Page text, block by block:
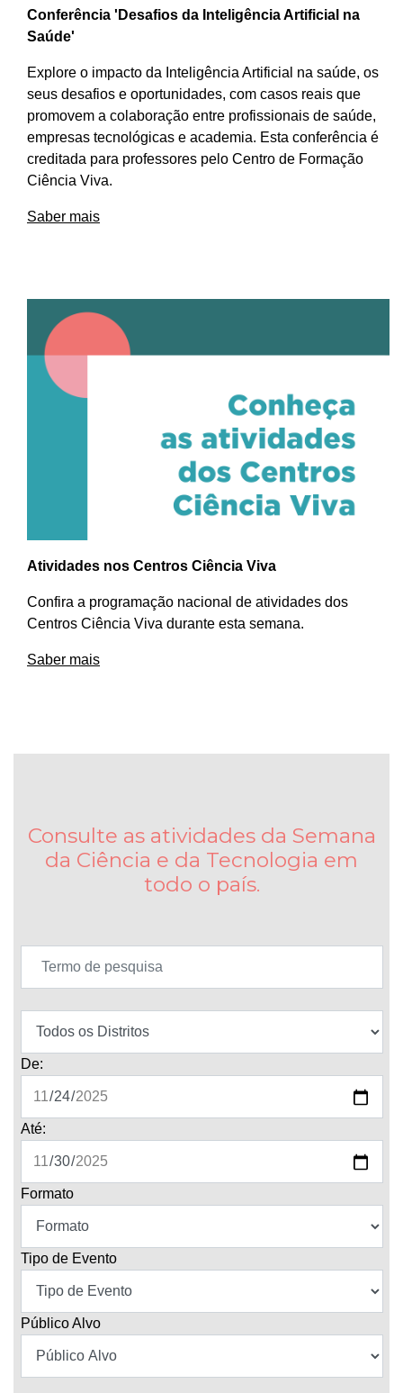
Conferência 'Desafios da Inteligência Artificial na
Saúde'
Explore o impacto da Inteligência Artificial na saúde, os
seus desafios e oportunidades, com casos reais que
promovem a colaboração entre profissionais de saúde,
empresas tecnológicas e academia. Esta conferência é
creditada para professores pelo Centro de Formação
Ciência Viva.
Saber mais
Atividades nos Centros Ciência Viva
Confira a programação nacional de atividades dos
Centros Ciência Viva durante esta semana.
Saber mais
Consulte as atividades da Semana
da Ciência e da Tecnologia em
todo o país.
De:
Até:
Formato
Tipo de Evento
Público Alvo